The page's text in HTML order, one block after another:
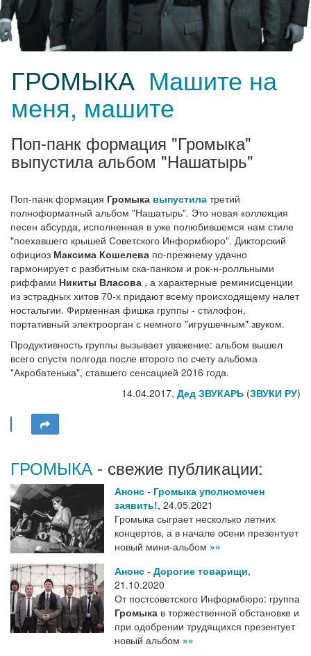
ГРОМЫКА Машите на
меня, машите
Поп-панк формация "Громыка"
выпустила альбом "Нашатырь"
Поп-панк формация Громыка выпустила третий
полноформатный альбом "Нашатырь". Это новая коллекция
песен абсурда, исполненная в уже полюбившемся нам стиле
"поехавшего крышей Советского Информбюро". Дикторский
официоз Максима Кошелева по-прежнему удачно
гармонирует с разбитным ска-панком и рок-н-ролльными
риффами Никиты Власова , а характерные реминисценции
из эстрадных хитов 70-х придают всему происходящему налет
ностальгии. Фирменная фишка группы - стилофон,
портативный электроорган с немного "игрушечным" звуком.
Продуктивность группы вызывает уважение: альбом вышел
всего спустя полгода после второго по счету альбома
"Акробатенька", ставшего сенсацией 2016 года.
14.04.2017, Дед ЗВУКАРЬ (ЗВУКИ РУ)
ГРОМЫКА - свежие публикации:
Анонс - Громыка уполномочен
заявить!, 24.05.2021
Громыка сыграет несколько летних
концертов, а в начале оcени презентует
новый мини-альбом »»
Анонс - Дорогие товарищи,
21.10.2020
От постсоветского Информбюро: группа
Громыка в торжественной обстановке и
при одобрении трудящихся презентует
новый альбом »»